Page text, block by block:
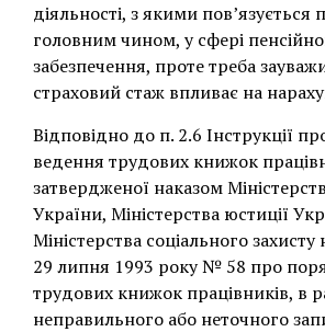
діяльності, з якими
головним чином, у сфері
забезпечення, проте треба
страховий стаж впливає на
Відповідно до п. 2.6 Інструкції
ведення трудових книжок
затвердженої наказом
України, Міністерства юстиції
Міністерства соціального захисту
29 липня 1993 року № 58 про
трудових книжок працівників, в
неправильного або неточного